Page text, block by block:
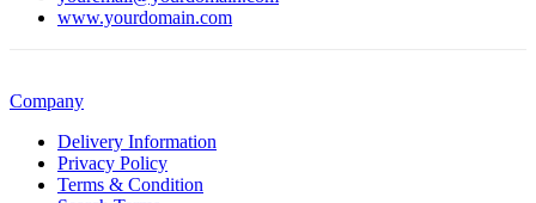
www.yourdomain.com
Company
Delivery Information
Privacy Policy
Terms & Condition